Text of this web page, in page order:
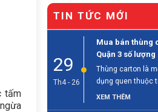
tấm
TIN TỨC MỚI
29
Th4 - 26
Mua bán thùng
Quận 3 số lượng
bảo chất lượng
Thùng carton là
dụng quen thuộc
sống hiện đại, đặc
XEM THÊM